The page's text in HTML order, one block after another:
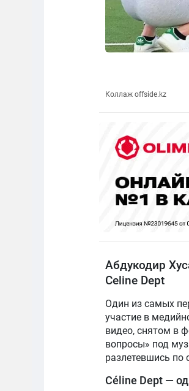
Коллаж offside.kz
Абдукодир
Celine Dept
Один из самых
участие в
видео, снятом в
вопросы» под
разлетевшись
Céline Dept —